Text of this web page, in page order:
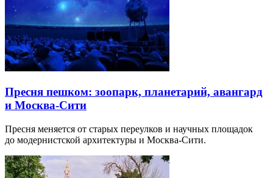
Пресня пешком: зоопарк, планетарий, авангард
и Москва-Сити
Пресня меняется от старых переулков и научных площадок
до модернистской архитектуры и Москва-Сити.